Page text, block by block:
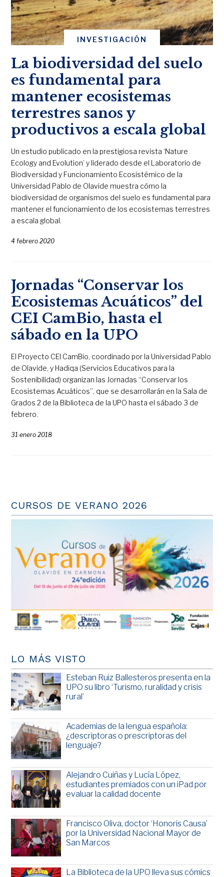
INVESTIGACIÓN
La biodiversidad del suelo
es fundamental para
mantener ecosistemas
terrestres sanos y
productivos a escala global
Un estudio publicado en la prestigiosa revista ‘Nature
Ecology and Evolution’ y liderado desde el Laboratorio de
Biodiversidad y Funcionamiento Ecosistémico de la
Universidad Pablo de Olavide muestra cómo la
biodiversidad de organismos del suelo es fundamental para
mantener el funcionamiento de los ecosistemas terrestres
a escala global.
4 febrero 2020
Jornadas “Conservar los
Ecosistemas Acuáticos” del
CEI CamBio, hasta el
sábado en la UPO
El Proyecto CEI CamBio, coordinado por la Universidad Pablo
de Olavide, y Hadiqa (Servicios Educativos para la
Sostenibilidad) organizan las Jornadas “Conservar los
Ecosistemas Acuáticos”, que se desarrollarán en la Sala de
Grados 2 de la Biblioteca de la UPO hasta el sábado 3 de
febrero.
31 enero 2018
CURSOS DE VERANO 2026
LO MÁS VISTO
Esteban Ruiz Ballesteros presenta en la
UPO su libro ‘Turismo, ruralidad y crisis
rural’
Academias de la lengua española:
¿descriptoras o prescriptoras del
lenguaje?
Alejandro Cuiñas y Lucía López,
estudiantes premiados con un iPad por
evaluar la calidad docente
Francisco Oliva, doctor ‘Honoris Causa’
por la Universidad Nacional Mayor de
San Marcos
La Biblioteca de la UPO lleva sus cómics